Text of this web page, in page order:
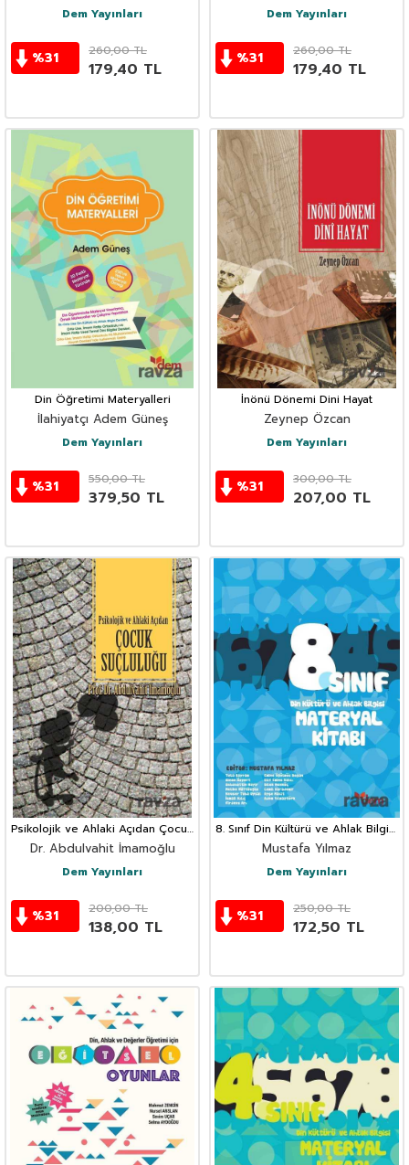
Dem Yayınları
%31 260,00TL
179,40 TL
Dem Yayınları
%31 260,00TL
179,40 TL
Din Öğretimi Materyalleri
İlahiyatçı Adem Güneş
Dem Yayınları
%31 550,00TL
379,50 TL
İnönü Dönemi Dini Hayat
Zeynep Özcan
Dem Yayınları
%31 300,00TL
207,00 TL
Psikolojik ve Ahlaki Açıdan Çocuk
Suçluluğu
Dr. Abdulvahit İmamoğlu
Dem Yayınları
%31 200,00TL
138,00 TL
8. Sınıf Din Kültürü ve Ahlak Bilgisi
Materyal Kitabı
Mustafa Yılmaz
Dem Yayınları
%31 250,00TL
172,50 TL